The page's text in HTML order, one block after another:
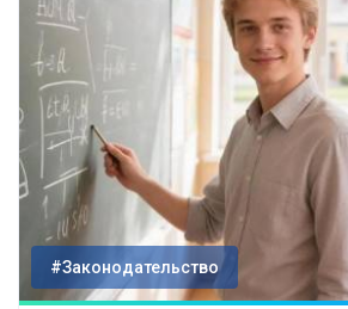
#Законодательство